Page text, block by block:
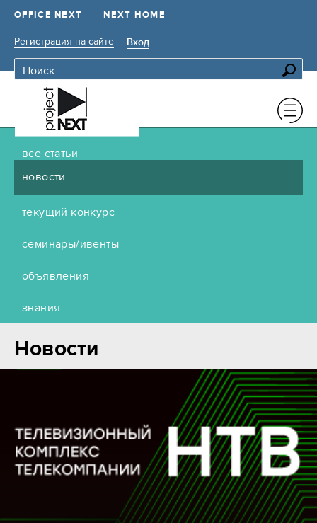
OFFICE NEXT NEXT HOME
Регистрация на сайте Вход
все статьи
новости
текущий конкурс
семинары/ивенты
объявления
знания
Новости